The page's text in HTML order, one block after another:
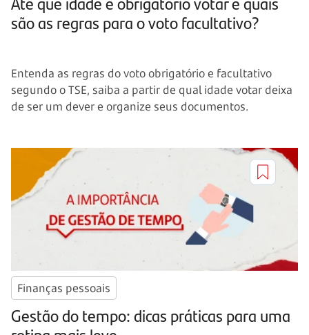
são as regras para o voto facultativo?
Entenda as regras do voto obrigatório e facultativo
segundo o TSE, saiba a partir de qual idade votar deixa
de ser um dever e organize seus documentos.
Finanças pessoais
Gestão do tempo: dicas práticas para uma